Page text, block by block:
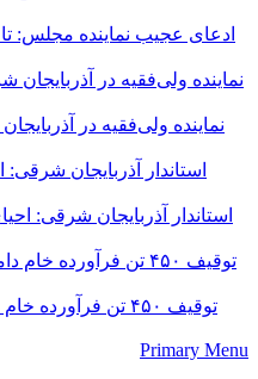
ادعای عجیب نماینده مجلس: تا
نماینده ولی‌فقیه در
استاندار آذربایجان شرقی:
توقیف ۴۵۰ تن
Primary Menu